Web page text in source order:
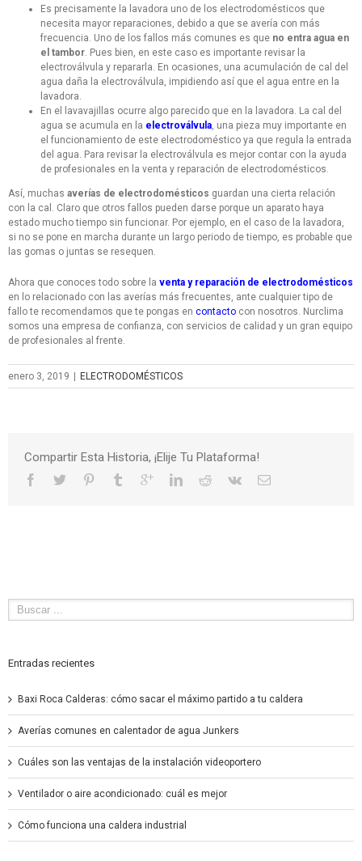
Es precisamente la lavadora uno de los electrodomésticos que
necesita mayor reparaciones, debido a que se avería con más
frecuencia. Uno de los fallos más comunes es que no entra agua en
el tambor . Pues bien, en este caso es importante revisar la
electroválvula y repararla. En ocasiones, una acumulación de cal del
agua daña la electroválvula, impidiendo así que el agua entre en la
lavadora.
En el lavavajillas ocurre algo parecido que en la lavadora. La cal del
agua se acumula en la electroválvula , una pieza muy importante en
el funcionamiento de este electrodoméstico ya que regula la entrada
del agua. Para revisar la electroválvula es mejor contar con la ayuda
de profesionales en la venta y reparación de electrodomésticos.
Así, muchas averías de electrodomésticos guardan una cierta relación
con la cal. Claro que otros fallos pueden darse porque un aparato haya
estado mucho tiempo sin funcionar. Por ejemplo, en el caso de la lavadora,
si no se pone en marcha durante un largo periodo de tiempo, es probable que
las gomas o juntas se resequen.
Ahora que conoces todo sobre la venta y reparación de electrodomésticos
en lo relacionado con las averías más frecuentes, ante cualquier tipo de
fallo te recomendamos que te pongas en contacto con nosotros. Nurclima
somos una empresa de confianza, con servicios de calidad y un gran equipo
de profesionales al frente.
enero 3, 2019 | ELECTRODOMÉSTICOS
Compartir Esta Historia, ¡Elije Tu Plataforma!
Entradas recientes
Baxi Roca Calderas: cómo sacar el máximo partido a tu caldera
Averías comunes en calentador de agua Junkers
Cuáles son las ventajas de la instalación videoportero
Ventilador o aire acondicionado: cuál es mejor
Cómo funciona una caldera industrial